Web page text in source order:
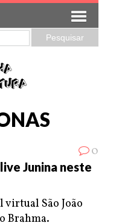
0
Junina neste
virtual São João
Brahma.